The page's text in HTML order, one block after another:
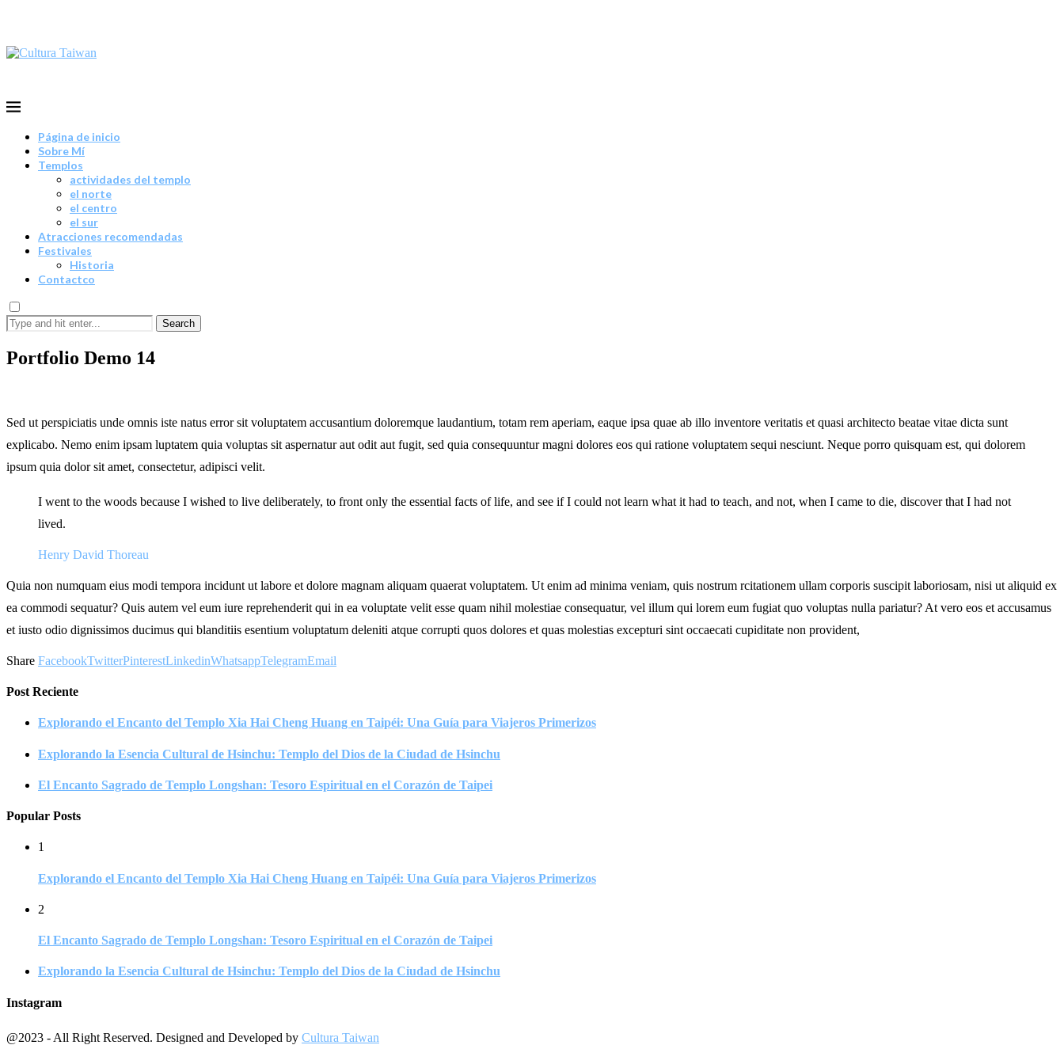
Página de inicio
Sobre Mí
Templos
actividades del templo
el norte
el centro
el sur
Atracciones recomendadas
Festivales
Historia
Contactco
Search
Portfolio Demo 14
Sed ut perspiciatis unde omnis iste natus error sit voluptatem accusantium doloremque laudantium, totam rem aperiam, eaque ipsa quae ab illo inventore veritatis et quasi architecto beatae vitae dicta sunt
explicabo. Nemo enim ipsam luptatem quia voluptas sit aspernatur aut odit aut fugit, sed quia consequuntur magni dolores eos qui ratione voluptatem sequi nesciunt. Neque porro quisquam est, qui dolorem
ipsum quia dolor sit amet, consectetur, adipisci velit.
I went to the woods because I wished to live deliberately, to front only the essential facts of life, and see if I could not learn what it had to teach, and not, when I came to die, discover that I had not
lived.
Henry David Thoreau
Quia non numquam eius modi tempora incidunt ut labore et dolore magnam aliquam quaerat voluptatem. Ut enim ad minima veniam, quis nostrum rcitationem ullam corporis suscipit laboriosam, nisi ut aliquid ex
ea commodi sequatur? Quis autem vel eum iure reprehenderit qui in ea voluptate velit esse quam nihil molestiae consequatur, vel illum qui lorem eum fugiat quo voluptas nulla pariatur? At vero eos et accusamus
et iusto odio dignissimos ducimus qui blanditiis esentium voluptatum deleniti atque corrupti quos dolores et quas molestias excepturi sint occaecati cupiditate non provident,
Share FacebookTwitterPinterestLinkedinWhatsappTelegramEmail
Post Reciente
Explorando el Encanto del Templo Xia Hai Cheng Huang en Taipéi: Una Guía para Viajeros Primerizos
Explorando la Esencia Cultural de Hsinchu: Templo del Dios de la Ciudad de Hsinchu
El Encanto Sagrado de Templo Longshan: Tesoro Espiritual en el Corazón de Taipei
Popular Posts
1
Explorando el Encanto del Templo Xia Hai Cheng Huang en Taipéi: Una Guía para Viajeros Primerizos
2
El Encanto Sagrado de Templo Longshan: Tesoro Espiritual en el Corazón de Taipei
Explorando la Esencia Cultural de Hsinchu: Templo del Dios de la Ciudad de Hsinchu
Instagram
@2023 - All Right Reserved. Designed and Developed by Cultura Taiwan